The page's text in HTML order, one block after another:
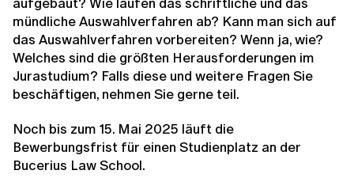
mündliche Auswahlverfahren ab? Kann man sich auf
das Auswahlverfahren vorbereiten? Wenn ja, wie?
Welches sind die größten Herausforderungen im
Jurastudium? Falls diese und weitere Fragen Sie
beschäftigen, nehmen Sie gerne teil.
Noch bis zum 15. Mai 2025 läuft die
Bewerbungsfrist für einen Studienplatz an der
Bucerius Law School.